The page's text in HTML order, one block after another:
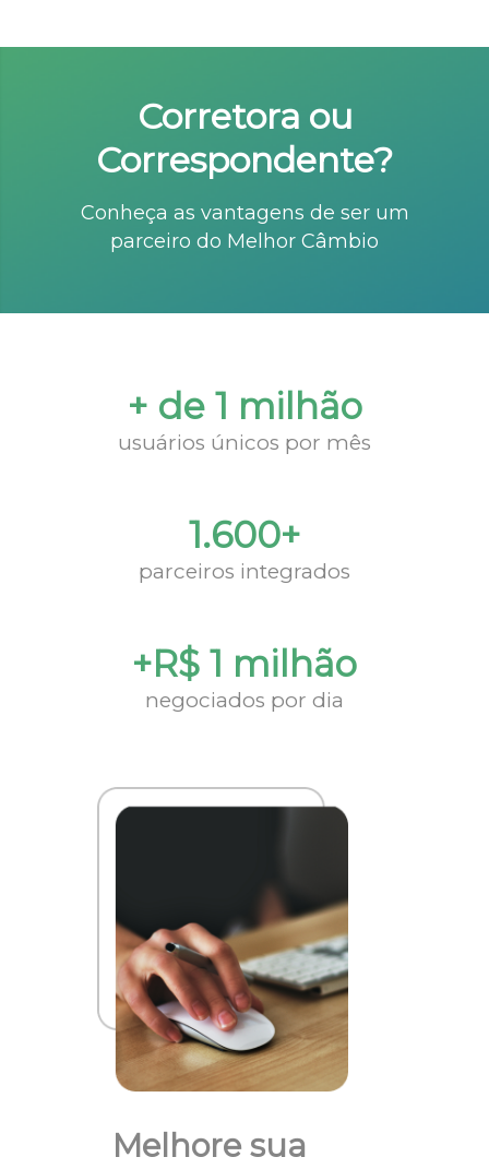
Corretora ou
Correspondente?
Conheça as vantagens de ser um
parceiro do Melhor Câmbio
+ de 1 milhão
usuários únicos por mês
1.600+
parceiros integrados
+R$ 1 milhão
negociados por dia
Melhore sua